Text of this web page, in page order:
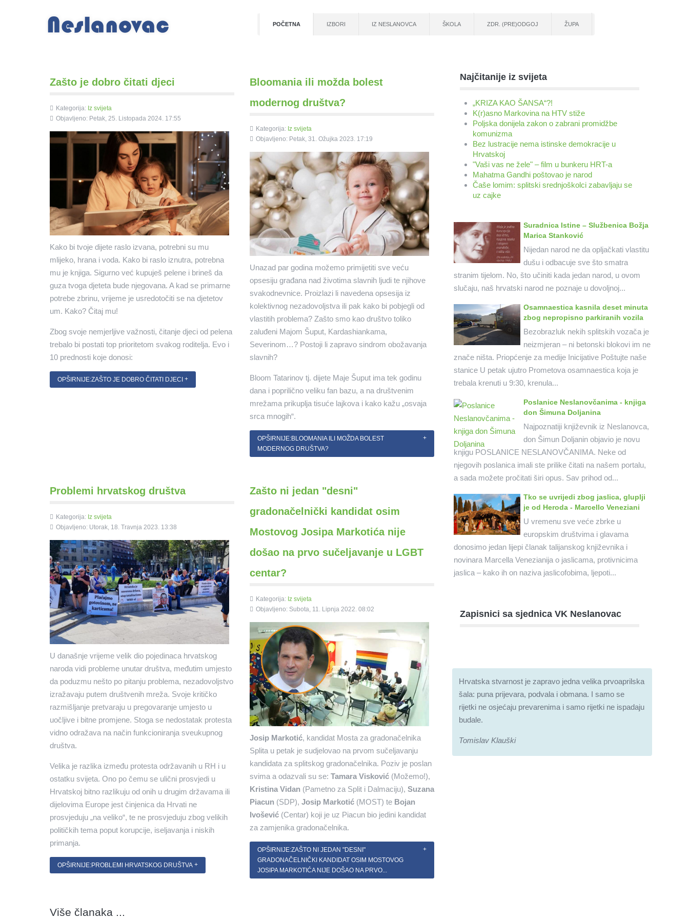
POČETNA IZBORI IZ NESLANOVCA ŠKOLA ZDR. (PRE)ODGOJ ŽUPA
Zašto je dobro čitati djeci
Kategorija: Iz svijeta
Objavljeno: Petak, 25. Listopada 2024. 17:55
Kako bi tvoje dijete raslo izvana, potrebni su mu
mlijeko, hrana i voda. Kako bi raslo iznutra, potrebna
mu je knjiga. Sigurno već kupuješ pelene i brineš da
guza tvoga djeteta bude njegovana. A kad se primarne
potrebe zbrinu, vrijeme je usredotočiti se na djetetov
um. Kako? Čitaj mu!
Zbog svoje nemjerljive važnosti, čitanje djeci od pelena
trebalo bi postati top prioritetom svakog roditelja. Evo i
10 prednosti koje donosi:
OPŠIRNIJE:ZAŠTO JE DOBRO ČITATI DJECI
Bloomania ili možda bolest
modernog društva?
Kategorija: Iz svijeta
Objavljeno: Petak, 31. Ožujka 2023. 17:19
Unazad par godina možemo primijetiti sve veću
opsesiju građana nad životima slavnih ljudi te njihove
svakodnevnice. Proizlazi li navedena opsesija iz
kolektivnog nezadovoljstva ili pak kako bi pobjegli od
vlastitih problema? Zašto smo kao društvo toliko
zaluđeni Majom Šuput, Kardashiankama,
Severinom…? Postoji li zapravo sindrom obožavanja
slavnih?
Bloom Tatarinov tj. dijete Maje Šuput ima tek godinu
dana i poprilično veliku fan bazu, a na društvenim
mrežama prikuplja tisuće lajkova i kako kažu „osvaja
srca mnogih“.
OPŠIRNIJE:BLOOMANIA ILI MOŽDA BOLEST
MODERNOG DRUŠTVA?
Problemi hrvatskog društva
Kategorija: Iz svijeta
Objavljeno: Utorak, 18. Travnja 2023. 13:38
U današnje vrijeme velik dio pojedinaca hrvatskog
naroda vidi probleme unutar društva, međutim umjesto
da poduzmu nešto po pitanju problema, nezadovoljstvo
izražavaju putem društvenih mreža. Svoje kritičko
razmišljanje pretvaraju u pregovaranje umjesto u
uočljive i bitne promjene. Stoga se nedostatak protesta
vidno odražava na način funkcioniranja sveukupnog
društva.
Velika je razlika između protesta održavanih u RH i u
ostatku svijeta. Ono po čemu se ulični prosvjedi u
Hrvatskoj bitno razlikuju od onih u drugim državama ili
dijelovima Europe jest činjenica da Hrvati ne
prosvjeduju „na veliko“, te ne prosvjeduju zbog velikih
političkih tema poput korupcije, iseljavanja i niskih
primanja.
OPŠIRNIJE:PROBLEMI HRVATSKOG DRUŠTVA
Zašto ni jedan "desni"
gradonačelnički kandidat osim
Mostovog Josipa Markotića nije
došao na prvo sučeljavanje u LGBT
centar?
Kategorija: Iz svijeta
Objavljeno: Subota, 11. Lipnja 2022. 08:02
Josip Markotić, kandidat Mosta za gradonačelnika
Splita u petak je sudjelovao na prvom sučeljavanju
kandidata za splitskog gradonačelnika. Poziv je poslan
svima a odazvali su se: Tamara Visković (Možemo!),
Kristina Vidan (Pametno za Split i Dalmaciju), Suzana
Piacun (SDP), Josip Markotić (MOST) te Bojan
Ivošević (Centar) koji je uz Piacun bio jedini kandidat
za zamjenika gradonačelnika.
OPŠIRNIJE:ZAŠTO NI JEDAN "DESNI"
GRADONAČELNIČKI KANDIDAT OSIM MOSTOVOG
JOSIPA MARKOTIĆA NIJE DOŠAO NA PRVO...
Više članaka ...
Najčitanije iz svijeta
„KRIZA KAO ŠANSA“?!
K(r)asno Markovina na HTV stiže
Poljska donijela zakon o zabrani promidžbe
komunizma
Bez lustracije nema istinske demokracije u
Hrvatskoj
"Vaši vas ne žele" – film u bunkeru HRT-a
Mahatma Gandhi poštovao je narod
Čaše lomim: splitski srednjoškolci zabavljaju se
uz cajke
Suradnica Istine – Službenica Božja
Marica Stanković
Nijedan narod ne da opljačkati vlastitu
dušu i odbacuje sve što smatra
stranim tijelom. No, što učiniti kada jedan narod, u ovom
slučaju, naš hrvatski narod ne poznaje u dovoljnoj...
Osamnaestica kasnila deset minuta
zbog nepropisno parkiranih vozila
Bezobrazluk nekih splitskih vozača je
neizmjeran – ni betonski blokovi im ne
znače ništa. Priopćenje za medije Inicijative Poštujte naše
stanice U petak ujutro Prometova osamnaestica koja je
trebala krenuti u 9:30, krenula...
Poslanice Neslanovčanima - knjiga
don Šimuna Doljanina
Najpoznatiji književnik iz Neslanovca,
don Šimun Doljanin objavio je novu
knjigu POSLANICE NESLANOVČANIMA. Neke od
njegovih poslanica imali ste prilike čitati na našem portalu,
a sada možete pročitati širi opus. Sav prihod od...
Tko se uvrijedi zbog jaslica, gluplji
je od Heroda - Marcello Veneziani
U vremenu sve veće zbrke u
europskim društvima i glavama
donosimo jedan lijepi članak talijanskog književnika i
novinara Marcella Venezianija o jaslicama, protivnicima
jaslica – kako ih on naziva jaslicofobima, ljepoti...
Zapisnici sa sjednica VK Neslanovac
Hrvatska stvarnost je zapravo jedna velika prvoaprilska
šala: puna prijevara, podvala i obmana. I samo se
rijetki ne osjećaju prevarenima i samo rijetki ne ispadaju
budale.
Tomislav Klauški